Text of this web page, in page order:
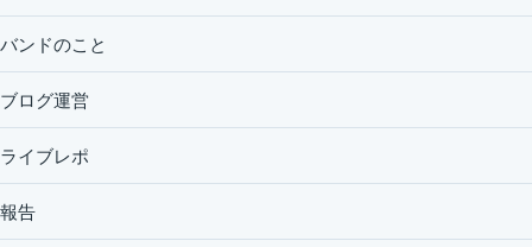
バンドのこと
ブログ運営
ライブレポ
報告